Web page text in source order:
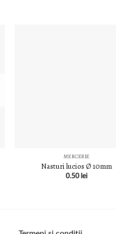
MERCERIE
Nasturi lucios Ø 10mm
0.50 lei